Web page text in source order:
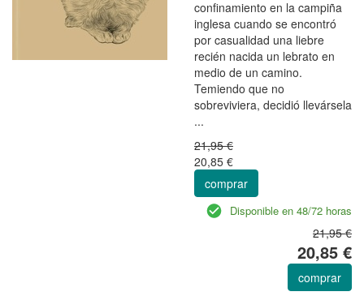
confinamiento en la campiña
inglesa cuando se encontró
por casualidad una liebre
recién nacida un lebrato en
medio de un camino.
Temiendo que no
sobreviviera, decidió llevársela
...
21,95 €
20,85 €
comprar
Disponible en 48/72 horas
21,95 €
20,85 €
comprar